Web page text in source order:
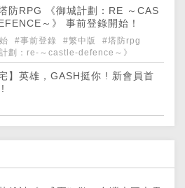
防RPG 《御城計劃：RE ～CAS
～》 事前登錄開始！
#事前登錄 #​繁中版
#塔防rpg
劃：re-～castle-defence～》
】英雄，GASH挺你 ! 新會員首